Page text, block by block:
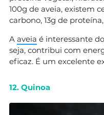
100g de aveia, existem
carbono, 13g de
A aveia é interessante
seja, contribui com
eficaz. É um excelente
12. Quinoa